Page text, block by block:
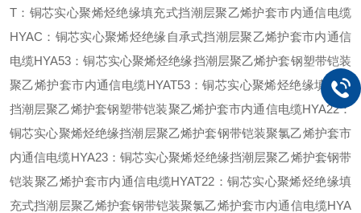
T：铜芯实心聚烯烃绝缘填充式挡潮层聚乙烯护套市内通信电缆
HYAC：铜芯实心聚烯烃绝缘自承式挡潮层聚乙烯护套市内通信
电缆HYA53：铜芯实心聚烯烃绝缘挡潮层聚乙烯护套钢塑带铠装
聚乙烯护套市内通信电缆HYAT53：铜芯实心聚烯烃绝缘填充式
挡潮层聚乙烯护套钢塑带铠装聚乙烯护套市内通信电缆HYA22：
铜芯实心聚烯烃绝缘挡潮层聚乙烯护套钢带铠装聚氯乙烯护套市
内通信电缆HYA23：铜芯实心聚烯烃绝缘挡潮层聚乙烯护套钢带
铠装聚乙烯护套市内通信电缆HYAT22：铜芯实心聚烯烃绝缘填
充式挡潮层聚乙烯护套钢带铠装聚氯乙烯护套市内通信电缆HYA